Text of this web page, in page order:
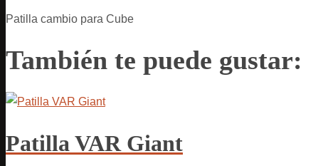
Patilla cambio para Cube
También te puede gustar:
Patilla VAR Giant